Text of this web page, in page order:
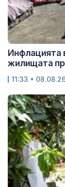
Инфлацията
жилищата
11:33 •